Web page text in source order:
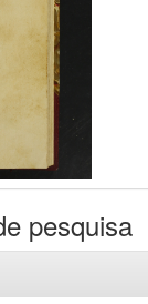
pesquisa